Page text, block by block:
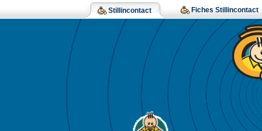
Stillincontact Fiches Stillincontact